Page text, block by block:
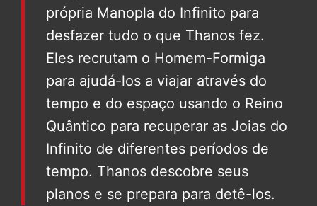
própria Manopla do Infinito para
desfazer tudo o que Thanos fez.
Eles recrutam o Homem-Formiga
para ajudá-los a viajar através do
tempo e do espaço usando o Reino
Quântico para recuperar as Joias do
Infinito de diferentes períodos de
tempo. Thanos descobre seus
planos e se prepara para detê-los.